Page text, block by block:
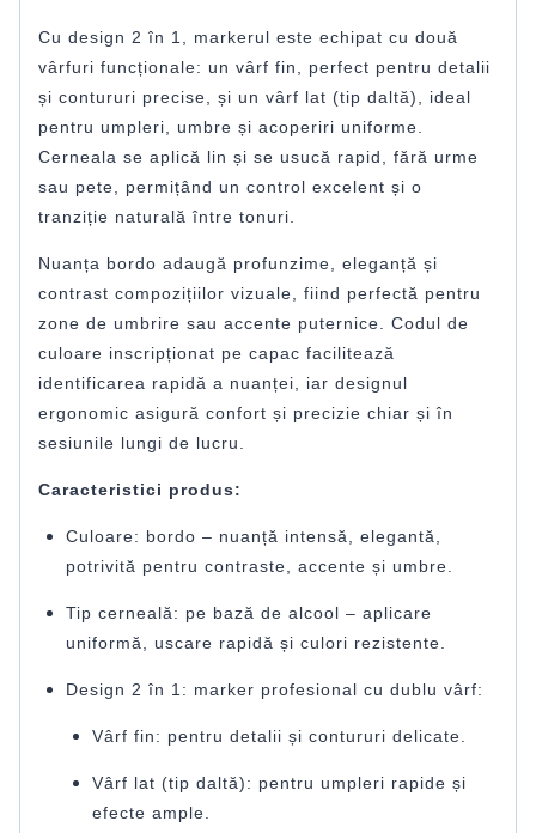
Cu design 2 în 1, markerul este echipat cu două
vârfuri funcționale: un vârf fin, perfect pentru detalii
și contururi precise, și un vârf lat (tip daltă), ideal
pentru umpleri, umbre și acoperiri uniforme.
Cerneala se aplică lin și se usucă rapid, fără urme
sau pete, permițând un control excelent și o
tranziție naturală între tonuri.
Nuanța bordo adaugă profunzime, eleganță și
contrast compozițiilor vizuale, fiind perfectă pentru
zone de umbrire sau accente puternice. Codul de
culoare inscripționat pe capac facilitează
identificarea rapidă a nuanței, iar designul
ergonomic asigură confort și precizie chiar și în
sesiunile lungi de lucru.
Caracteristici produs:
Culoare: bordo – nuanță intensă, elegantă,
potrivită pentru contraste, accente și umbre.
Tip cerneală: pe bază de alcool – aplicare
uniformă, uscare rapidă și culori rezistente.
Design 2 în 1: marker profesional cu dublu vârf:
Vârf fin: pentru detalii și contururi delicate.
Vârf lat (tip daltă): pentru umpleri rapide și
efecte ample.